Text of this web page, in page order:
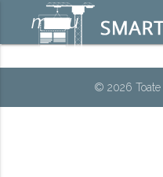
menu
© 2026 Toate